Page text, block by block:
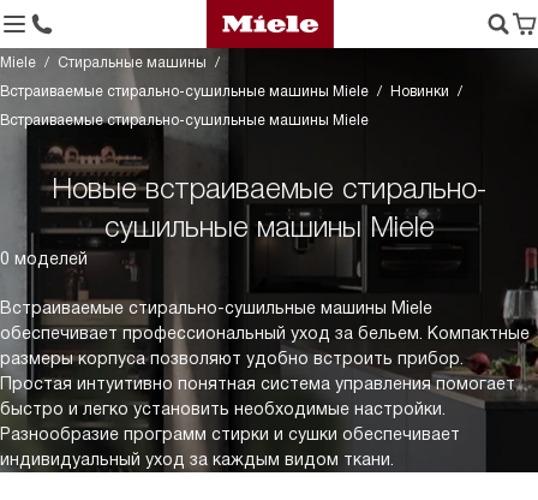
Miele
Стиральные машины
Встраиваемые стирально-сушильные машины Miele
Новинки
Встраиваемые стирально-сушильные машины Miele
Новые встраиваемые стирально-
сушильные машины Miele
0 моделей
Встраиваемые стирально-сушильные машины Miele
обеспечивает профессиональный уход за бельем. Компактные
размеры корпуса позволяют удобно встроить прибор.
Простая интуитивно понятная система управления помогает
быстро и легко установить необходимые настройки.
Разнообразие программ стирки и сушки обеспечивает
индивидуальный уход за каждым видом ткани.